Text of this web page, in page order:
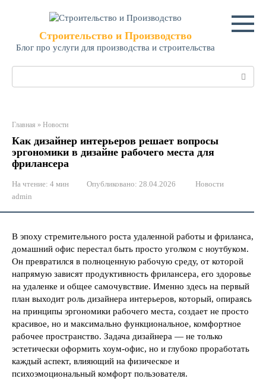
Строительство и Производство
Блог про услуги для производства и строительства
Главная » Новости
Как дизайнер интерьеров решает вопросы
эргономики в дизайне рабочего места для
фрилансера
На чтение: 4 мин Опубликовано: 28.04.2026
Новости
admin
В эпоху стремительного роста удаленной работы и фриланса,
домашний офис перестал быть просто уголком с ноутбуком.
Он превратился в полноценную рабочую среду, от которой
напрямую зависят продуктивность фрилансера, его здоровье
на удаленке и общее самочувствие. Именно здесь на первый
план выходит роль дизайнера интерьеров, который, опираясь
на принципы эргономики рабочего места, создает не просто
красивое, но и максимально функциональное, комфортное
рабочее пространство. Задача дизайнера — не только
эстетически оформить хоум-офис, но и глубоко проработать
каждый аспект, влияющий на физическое и
психоэмоциональный комфорт пользователя.